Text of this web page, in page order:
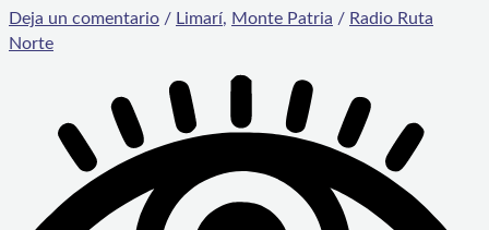
Deja un comentario / Limarí, Monte Patria / Radio Ruta
Norte